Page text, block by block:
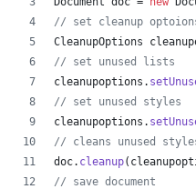
// set cleanup
CleanupOptions
// set unused lists
cleanupoptions .
// set unused styles
cleanupoptions .
// cleans unused
doc. cleanup(
// save document